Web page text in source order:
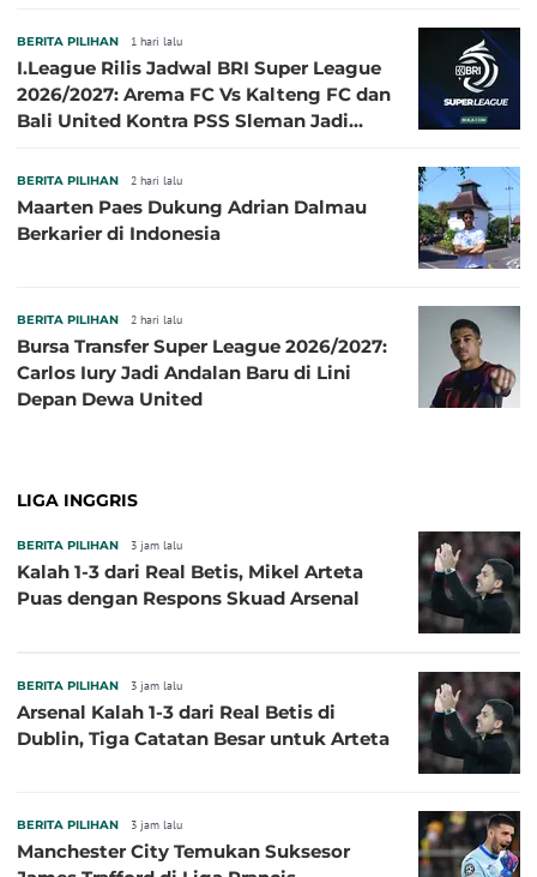
BERITA PILIHAN 1 hari lalu
I.League Rilis Jadwal BRI Super League
2026/2027: Arema FC Vs Kalteng FC dan
Bali United Kontra PSS Sleman Jadi
BERITA PILIHAN 2 hari lalu
Maarten Paes Dukung Adrian Dalmau
Berkarier di Indonesia
BERITA PILIHAN 2 hari lalu
Bursa Transfer Super League 2026/2027:
Carlos Iury Jadi Andalan Baru di Lini
Depan Dewa United
LIGA INGGRIS
BERITA PILIHAN 3 jam lalu
Kalah 1-3 dari Real Betis, Mikel Arteta
Puas dengan Respons Skuad Arsenal
BERITA PILIHAN 3 jam lalu
Arsenal Kalah 1-3 dari Real Betis di
Dublin, Tiga Catatan Besar untuk Arteta
BERITA PILIHAN 3 jam lalu
Manchester City Temukan Suksesor